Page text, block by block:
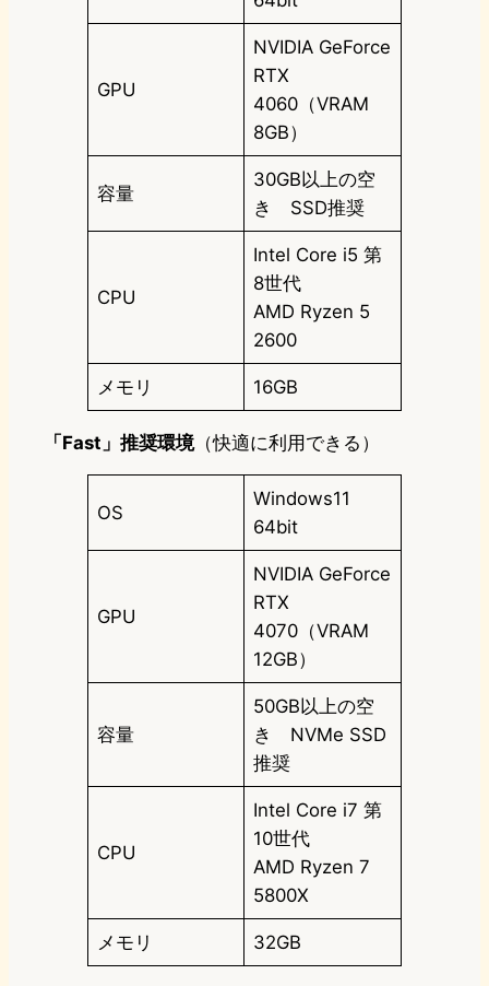
GPU
NVIDIA GeForce
RTX
4060（VRAM
8GB）
容量
30GB以上の空
き SSD推奨
CPU
Intel Core i5 第
8世代
AMD Ryzen 5
2600
メモリ 16GB
「Fast」推奨環境（快適に利用できる）
OS
Windows11
64bit
GPU
NVIDIA GeForce
RTX
4070（VRAM
12GB）
容量
50GB以上の空
き NVMe SSD
推奨
CPU
Intel Core i7 第
10世代
AMD Ryzen 7
5800X
メモリ 32GB